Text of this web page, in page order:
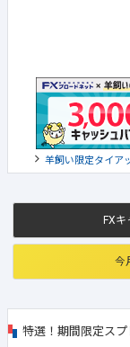
FX
今
特選！期間限定ス
羊飼い限定タイア